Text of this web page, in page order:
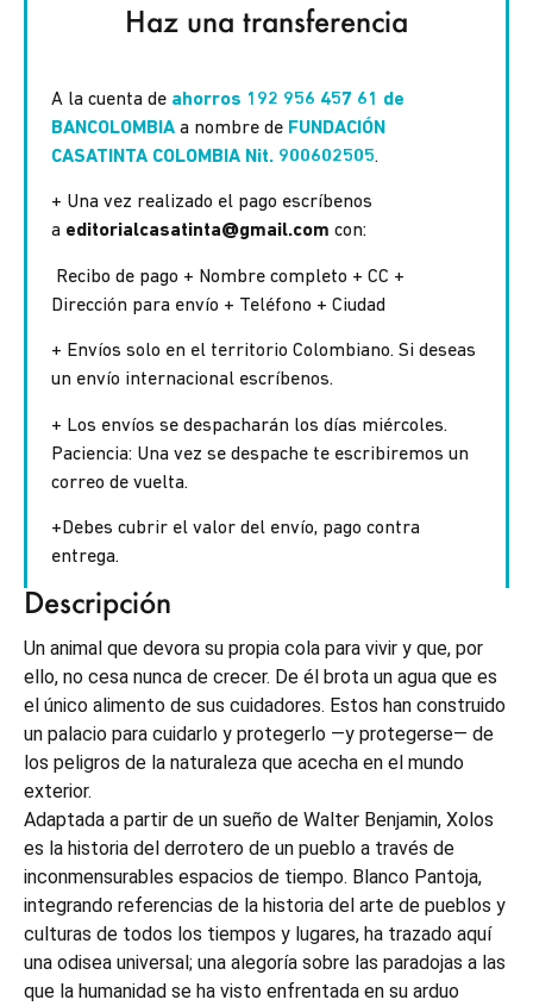
Haz una transferencia
A la cuenta de ahorros 192 956 457 61 de
BANCOLOMBIA a nombre de FUNDACIÓN
CASATINTA COLOMBIA Nit. 900602505.
+ Una vez realizado el pago escríbenos
a editorialcasatinta@gmail.com con:
Recibo de pago + Nombre completo + CC +
Dirección para envío + Teléfono + Ciudad
+ Envíos solo en el territorio Colombiano. Si deseas
un envío internacional escríbenos.
+ Los envíos se despacharán los días miércoles.
Paciencia: Una vez se despache te escribiremos un
correo de vuelta.
+Debes cubrir el valor del envío, pago contra
entrega.
Descripción
Un animal que devora su propia cola para vivir y que, por
ello, no cesa nunca de crecer. De él brota un agua que es
el único alimento de sus cuidadores. Estos han construido
un palacio para cuidarlo y protegerlo —y protegerse— de
los peligros de la naturaleza que acecha en el mundo
exterior.
Adaptada a partir de un sueño de Walter Benjamin, Xolos
es la historia del derrotero de un pueblo a través de
inconmensurables espacios de tiempo. Blanco Pantoja,
integrando referencias de la historia del arte de pueblos y
culturas de todos los tiempos y lugares, ha trazado aquí
una odisea universal; una alegoría sobre las paradojas a las
que la humanidad se ha visto enfrentada en su arduo